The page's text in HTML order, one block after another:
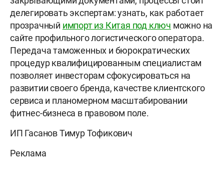
делегировать экспертам: узнать, как работает
прозрачный импорт из Китая под ключ можно на
сайте профильного логистического оператора.
Передача таможенных и бюрократических
процедур квалифицированным специалистам
позволяет инвесторам сфокусироваться на
развитии своего бренда, качестве клиентского
сервиса и планомерном масштабировании
фитнес-бизнеса в правовом поле.
ИП Гасанов Тимур Тофикович
Реклама